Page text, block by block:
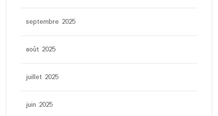
septembre 2025
août 2025
juillet 2025
juin 2025